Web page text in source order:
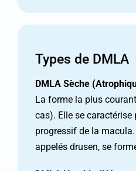
Types de DMLA
DMLA Sèche
La forme la plus
cas). Elle se
progressif de la
appelés drusen, se